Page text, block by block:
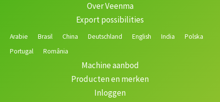
Over Veenma
Export possibilities
Arabie Brasil China Deutschland English India
Polska
Portugal
România
Machine aanbod
Producten en merken
Inloggen